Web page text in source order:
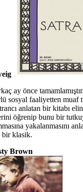
ay önce
sosyal faaliyetten muaf
anlatan bir kitabı
öğrenip bunu bir
yakalanmasını
klasik.
Brown